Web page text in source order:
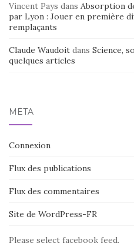
Vincent Pays dans Absorption
par Lyon : Jouer en première
remplaçants
Claude Waudoit dans Science,
quelques articles
MÉTA
Connexion
Flux des publications
Flux des commentaires
Site de WordPress-FR
Please select facebook feed.